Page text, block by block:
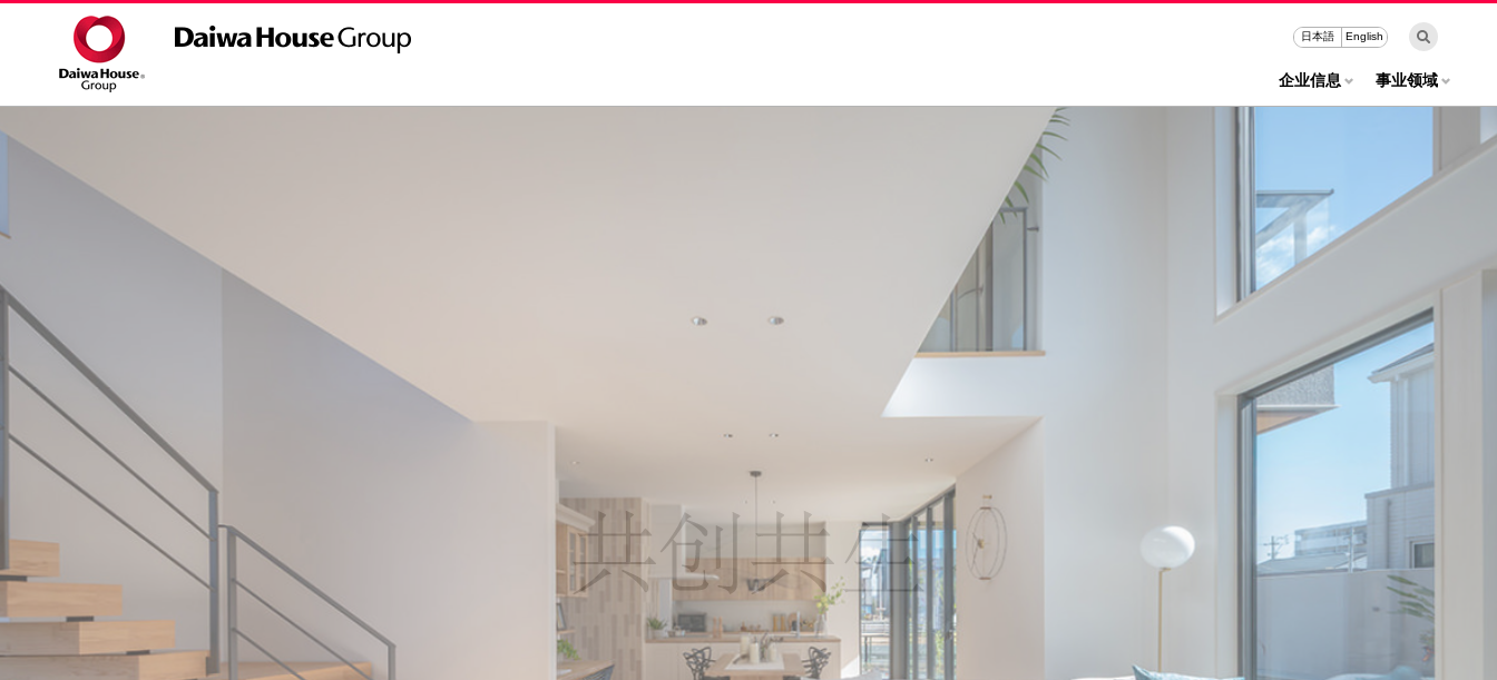
日本語 English
企业信息 事业领域